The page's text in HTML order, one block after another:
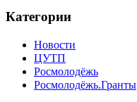
Категории
Новости
ЦУТП
Росмолодёжь
Росмолодёжь.Гранты